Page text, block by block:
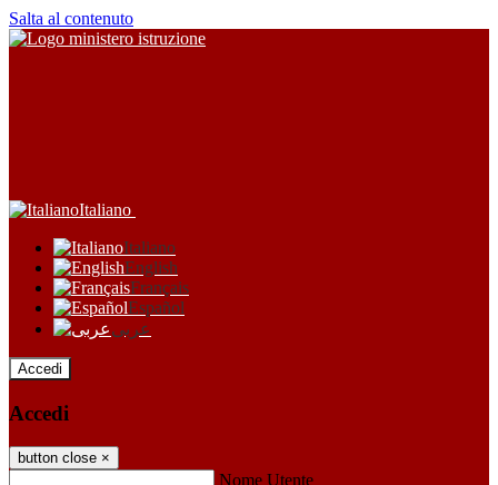
Salta al contenuto
Italiano
Italiano
English
Français
Español
عربى
Accedi
Accedi
button close ×
Nome Utente